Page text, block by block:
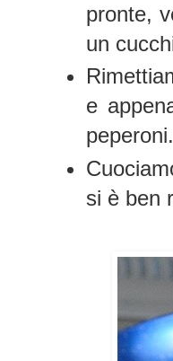
pronte,
un
e
peperoni.
si è ben